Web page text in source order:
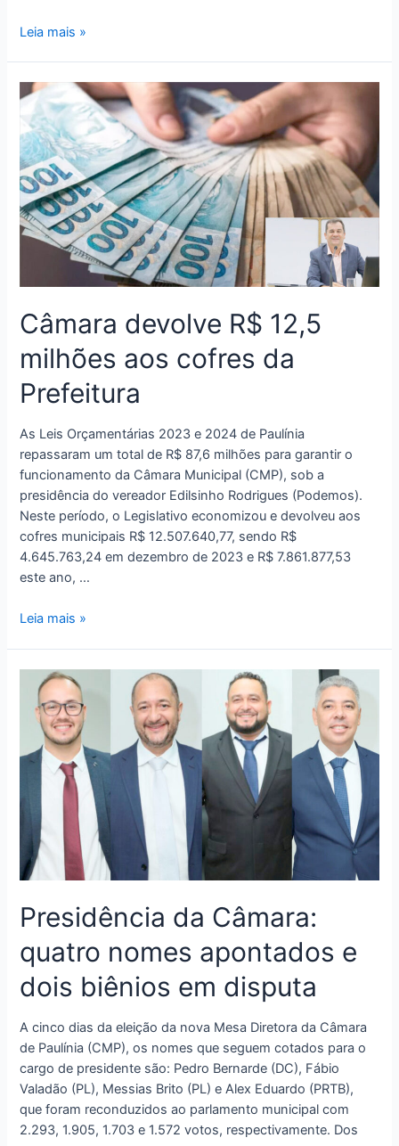
Leia mais »
Câmara devolve R$ 12,5
milhões aos cofres da
Prefeitura
As Leis Orçamentárias 2023 e 2024 de Paulínia
repassaram um total de R$ 87,6 milhões para garantir o
funcionamento da Câmara Municipal (CMP), sob a
presidência do vereador Edilsinho Rodrigues (Podemos).
Neste período, o Legislativo economizou e devolveu aos
cofres municipais R$ 12.507.640,77, sendo R$
4.645.763,24 em dezembro de 2023 e R$ 7.861.877,53
este ano, …
Leia mais »
Presidência da Câmara:
quatro nomes apontados e
dois biênios em disputa
A cinco dias da eleição da nova Mesa Diretora da Câmara
de Paulínia (CMP), os nomes que seguem cotados para o
cargo de presidente são: Pedro Bernarde (DC), Fábio
Valadão (PL), Messias Brito (PL) e Alex Eduardo (PRTB),
que foram reconduzidos ao parlamento municipal com
2.293, 1.905, 1.703 e 1.572 votos, respectivamente. Dos